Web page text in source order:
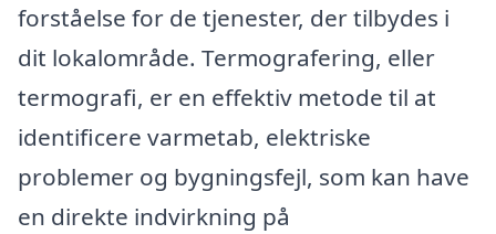
forståelse for de tjenester, der tilbydes i
dit lokalområde. Termografering, eller
termografi, er en effektiv metode til at
identificere varmetab, elektriske
problemer og bygningsfejl, som kan have
en direkte indvirkning på